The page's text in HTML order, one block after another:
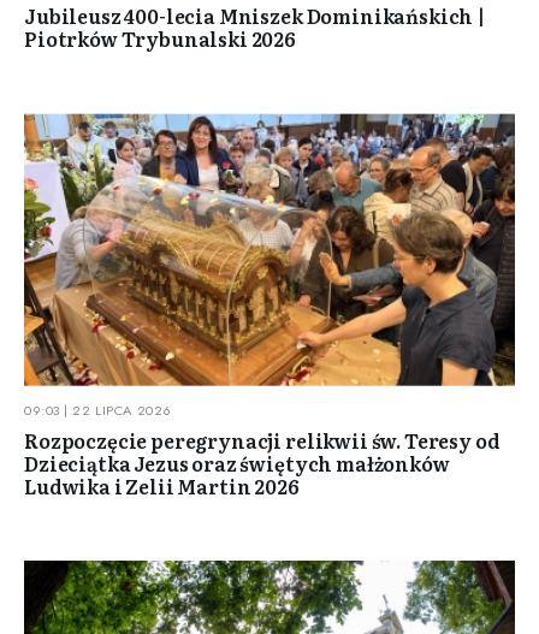
Jubileusz 400-lecia Mniszek Dominikańskich |
Piotrków Trybunalski 2026
09:03 | 22 LIPCA 2026
Rozpoczęcie peregrynacji relikwii św. Teresy od
Dzieciątka Jezus oraz świętych małżonków
Ludwika i Zelii Martin 2026